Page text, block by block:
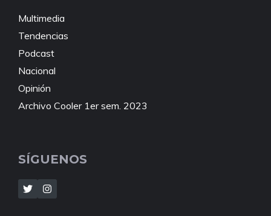
Multimedia
Tendencias
Podcast
Nacional
Opinión
Archivo Cooler 1er sem. 2023
SÍGUENOS